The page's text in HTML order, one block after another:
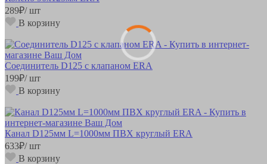
289₽/ шт
В корзину
Соединитель D125 с клапаном ERA
199₽/ шт
В корзину
Канал D125мм L=1000мм ПВХ круглый ERA
633₽/ шт
В корзину